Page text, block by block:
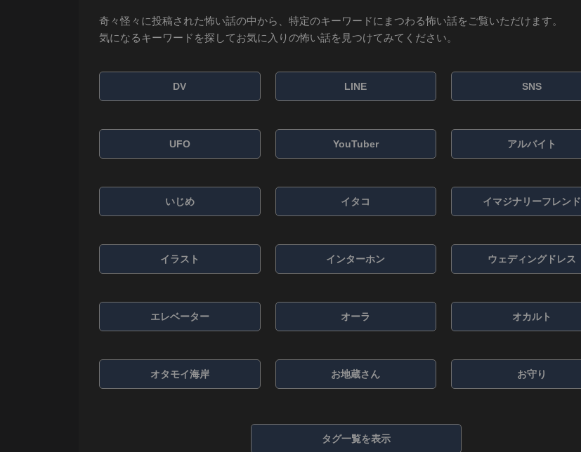
奇々怪々に投稿された怖い話の中から、特定のキーワードにまつわる怖い話をご覧いただけます。
気になるキーワードを探してお気に入りの怖い話を見つけてみてください。
DV LINE SNS
UFO YouTuber アルバイト
いじめ イタコ イマジナリーフレンド
イラスト インターホン ウェディングドレス
エレベーター オーラ オカルト
オタモイ海岸 お地蔵さん お守り
タグ一覧を表示